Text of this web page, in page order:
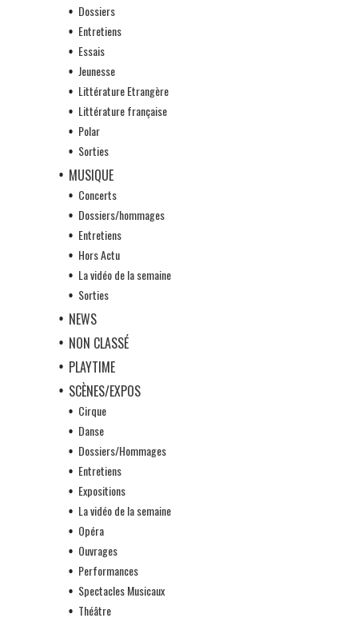
Dossiers
Entretiens
Essais
Jeunesse
Littérature Etrangère
Littérature française
Polar
Sorties
MUSIQUE
Concerts
Dossiers/hommages
Entretiens
Hors Actu
La vidéo de la semaine
Sorties
NEWS
NON CLASSÉ
PLAYTIME
SCÈNES/EXPOS
Cirque
Danse
Dossiers/Hommages
Entretiens
Expositions
La vidéo de la semaine
Opéra
Ouvrages
Performances
Spectacles Musicaux
Théâtre